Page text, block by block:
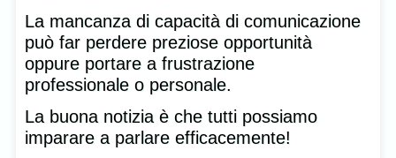
La mancanza di capacità di comunicazione
può far perdere preziose opportunità
oppure portare a frustrazione
professionale o personale.
La buona notizia è che tutti possiamo
imparare a parlare efficacemente!